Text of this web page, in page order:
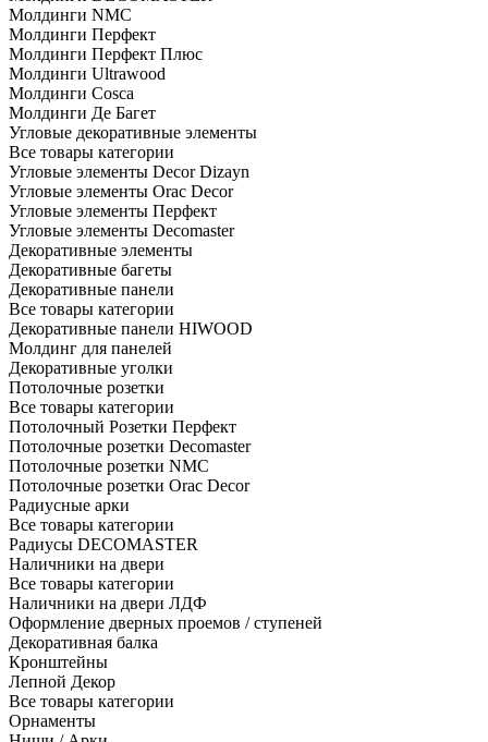
Молдинги NMC
Молдинги Перфект
Молдинги Перфект Плюс
Молдинги Ultrawood
Молдинги Cosca
Молдинги Де Багет
Угловые декоративные элементы
Все товары категории
Угловые элементы Decor Dizayn
Угловые элементы Orac Decor
Угловые элементы Перфект
Угловые элементы Decomaster
Декоративные элементы
Декоративные багеты
Декоративные панели
Все товары категории
Декоративные панели HIWOOD
Молдинг для панелей
Декоративные уголки
Потолочные розетки
Все товары категории
Потолочный Розетки Перфект
Потолочные розетки Decomaster
Потолочные розетки NMC
Потолочные розетки Orac Decor
Радиусные арки
Все товары категории
Радиусы DECOMASTER
Наличники на двери
Все товары категории
Наличники на двери ЛДФ
Оформление дверных проемов / ступеней
Декоративная балка
Кронштейны
Лепной Декор
Все товары категории
Орнаменты